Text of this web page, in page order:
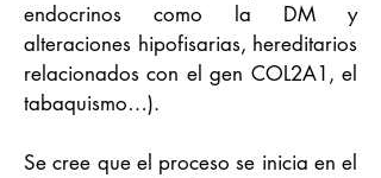
endocrinos como la DM y
alteraciones hipofisarias, hereditarios
relacionados con el gen COL2A1, el
tabaquismo…).
Se cree que el proceso se inicia en el